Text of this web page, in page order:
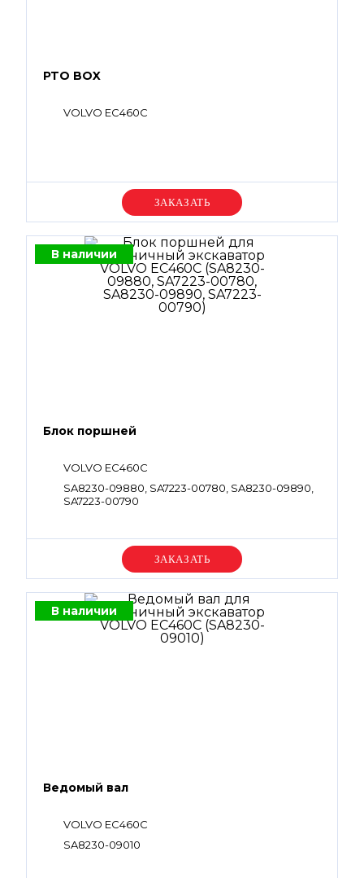
PTO BOX
VOLVO EC460C
Уточняйте цену
В наличии
Блок поршней
VOLVO EC460C
SA8230-09880, SA7223-00780, SA8230-09890,
SA7223-00790
Уточняйте цену
В наличии
Ведомый вал
VOLVO EC460C
SA8230-09010